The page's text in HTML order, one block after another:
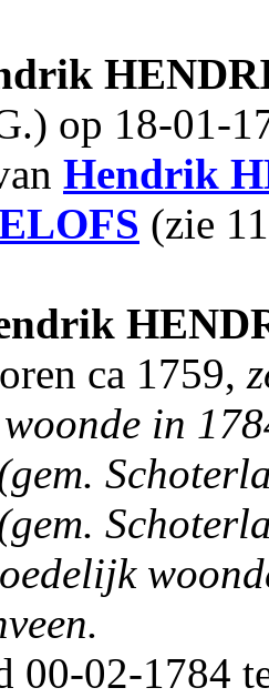
op 18-01-
Hendrik
(zie
ca 1759,
in
00-02-1784